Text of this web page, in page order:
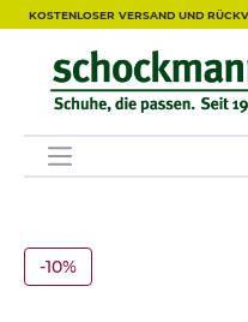
KOSTENLOSER VERSAND UND
-10%